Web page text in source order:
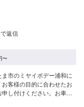
返信
〜
市のミヤイボデー浦和に
客様の目的に合わせたお
し付けください。お車を